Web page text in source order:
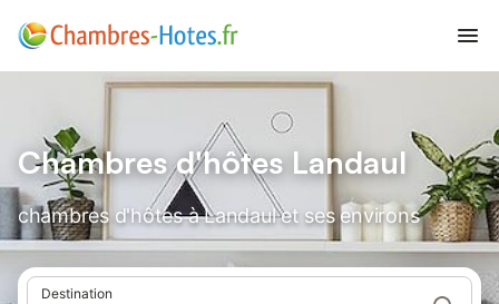
Chambres d'hôtes Landaul
chambres d'hôtes à Landaul et ses environs
Destination